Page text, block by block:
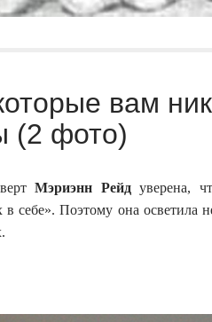
вам
(2 фото)
Мэриэнн Рейдуверена,
в себе». Поэтому она осветила